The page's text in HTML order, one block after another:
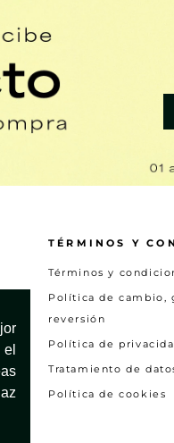
TÉRMINOS Y
Términos y
Política de cambio,
reversión
Política de
Tratamiento de
Política de cookies